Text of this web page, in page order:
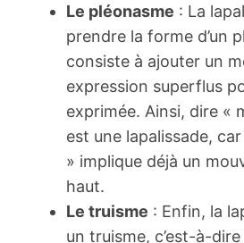
Le pléonasme : La
prendre la forme d’un
consiste à ajouter un
expression superflus
exprimée. Ainsi, dire «
est une lapalissade,
» implique déjà un
haut.
Le truisme : Enfin, la
un truisme, c’est-à-